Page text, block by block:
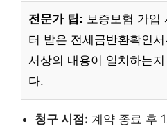
전문가 팁: 보증보험 가입
터 받은 전세금반환확인
서상의 내용이 일치하는
다.
청구 시점: 계약 종료 후